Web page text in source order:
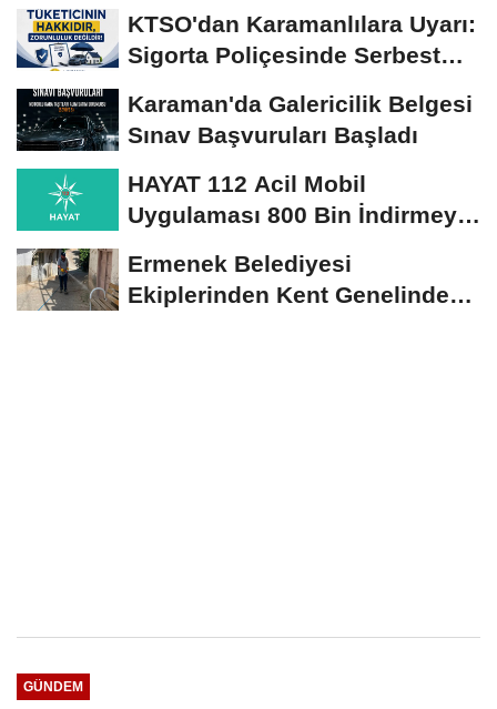
KTSO'dan Karamanlılara Uyarı:
Sigorta Poliçesinde Serbest
Karaman'da Galericilik Belgesi
Sınav Başvuruları Başladı
HAYAT 112 Acil Mobil
Uygulaması 800 Bin İndirmeyi
Ermenek Belediyesi
Ekiplerinden Kent Genelinde
GÜNDEM